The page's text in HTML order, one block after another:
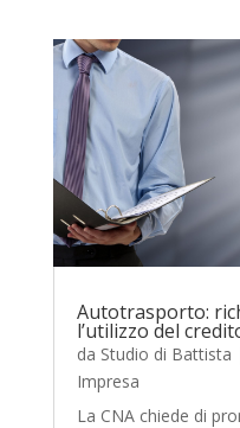
Autotrasporto:
l’utilizzo del
da Studio di Battista
Impresa
La CNA chiede di